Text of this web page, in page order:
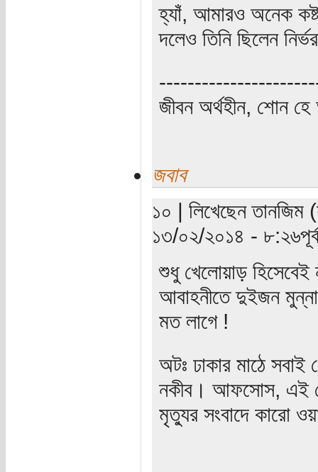
হ্যাঁ, আমারও অনেক
দলেও তিনি ছিলেন
জীবন অর্থহীন, শোন হে
জবাব
১০ | লিখেছেন তানজিম
১৩/০২/২০১৪ -
শুধু খেলোয়াড়
আবাহনীতে দুইজন
মত লাগে !
অটঃ ঢাকার মাঠে
নকীব। আফসোস, এই
মৃত্যুর সংবাদে কারো